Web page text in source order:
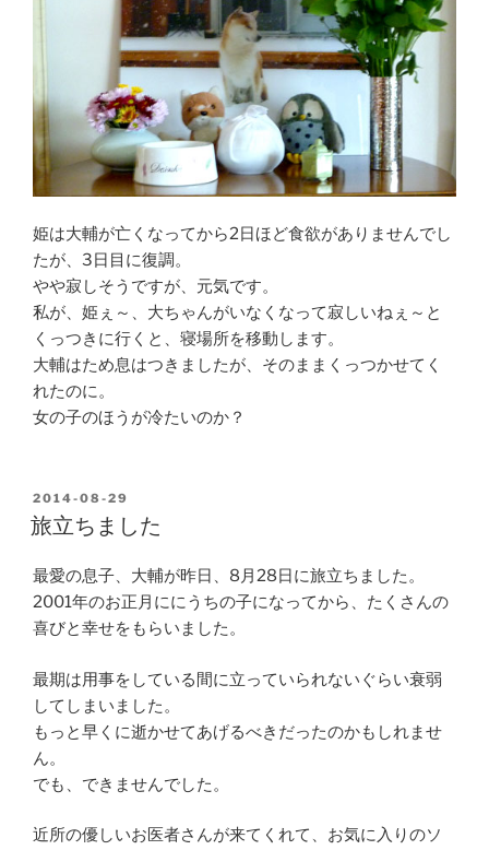
姫は大輔が亡くなってから2日ほど食欲がありませんでし
たが、3日目に復調。
やや寂しそうですが、元気です。
私が、姫ぇ～、大ちゃんがいなくなって寂しいねぇ～と
くっつきに行くと、寝場所を移動します。
大輔はため息はつきましたが、そのままくっつかせてく
れたのに。
女の子のほうが冷たいのか？
POSTED
ON
2014-08-29
旅立ちました
最愛の息子、大輔が昨日、8月28日に旅立ちました。
2001年のお正月ににうちの子になってから、たくさんの
喜びと幸せをもらいました。
最期は用事をしている間に立っていられないぐらい衰弱
してしまいました。
もっと早くに逝かせてあげるべきだったのかもしれませ
ん。
でも、できませんでした。
近所の優しいお医者さんが来てくれて、お気に入りのソ